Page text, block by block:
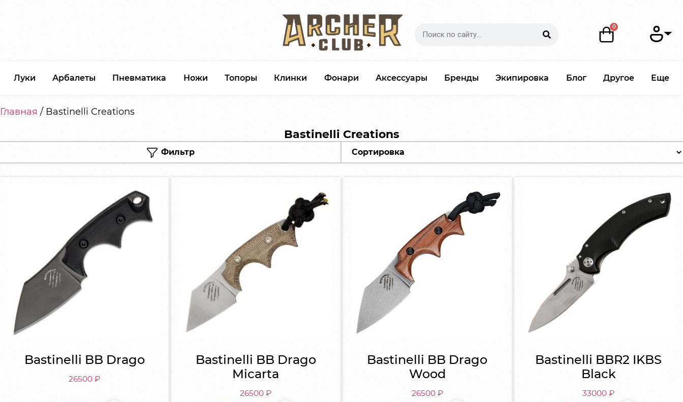
Луки Арбалеты Пневматика Ножи Топоры Клинки Фонари Аксессуары Бренды Экипировка Блог Другое Еще
Главная / Bastinelli Creations
Bastinelli Creations
Фильтр
Bastinelli BB Drago
26500₽
Bastinelli BB Drago
Micarta
26500₽
Bastinelli BB Drago
Wood
26500 ₽
Bastinelli BBR2 IKBS
Black
33000₽